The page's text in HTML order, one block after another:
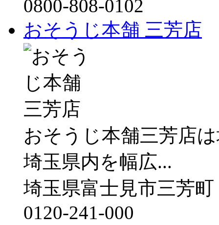
0800-808-0102
おそうじ本舗 三芳店
おそうじ本舗三芳店
埼玉県内を幅広...
埼玉県富士見市三芳町
0120-241-000